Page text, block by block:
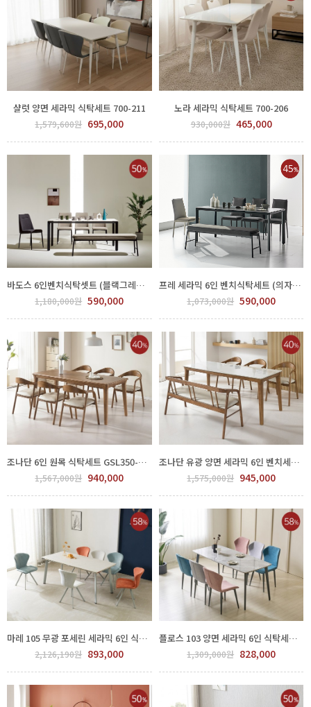
샬럿 양면 세라믹 식탁세트 700-211
1,579,600원 695,000
노라 세라믹 식탁세트 700-206
930,000원 465,000
바도스 6인벤치식탁셋트 (블랙그레이) FPP44-4.5.6
1,180,000원 590,000
프레 세라믹 6인 벤치식탁세트 (의자색상선택) FPP42-0004.5.6
1,073,000원 590,000
조나단 6인 원목 식탁세트 GSL350-169
1,567,000원 940,000
조나단 유광 양면 세라믹 6인 벤치세트 GSL350-174
1,575,000원 945,000
마레 105 무광 포세린 세라믹 6인 식탁세트 GWW-11-222
2,126,190원 893,000
플로스 103 양면 세라믹 6인 식탁세트 GWW-12-222
1,309,000원 828,000